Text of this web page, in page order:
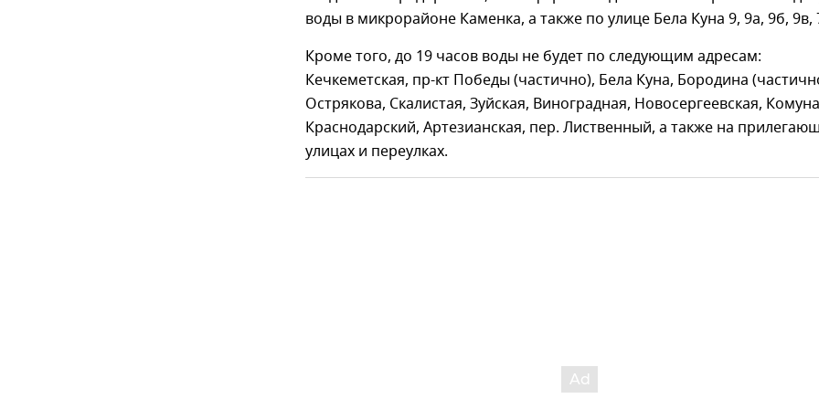
воды в микрорайоне Каменка, а также по улице Бела Куна 9, 9а, 9б, 9в,
Кроме того, до 19 часов воды не будет по следующим адресам:
Кечкеметская, пр-кт Победы (частично), Бела Куна, Бородина
Острякова, Скалистая, Зуйская, Виноградная, Новосергеевская,
Краснодарский, Артезианская, пер. Лиственный, а также на
улицах и переулках.